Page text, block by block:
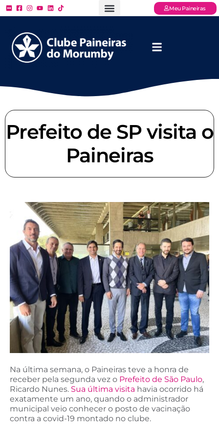
Meu Paineiras
Prefeito de SP visita o
Paineiras
Na última semana, o Paineiras teve a honra de
receber pela segunda vez o Prefeito de São Paulo,
Ricardo Nunes. Sua última visita havia ocorrido há
exatamente um ano, quando o administrador
municipal veio conhecer o posto de vacinação
contra a covid-19 montado no clube.